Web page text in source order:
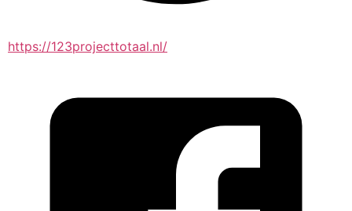
https://123projecttotaal.nl/